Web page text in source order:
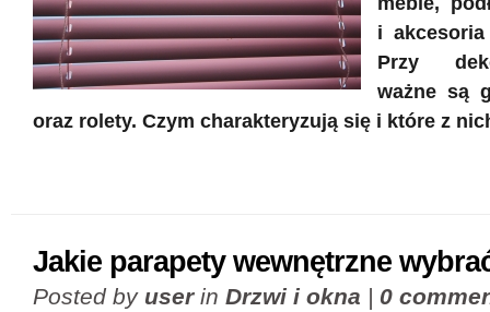
i
Przy
ważne są
oraz rolety. Czym charakteryzują się i które z
Jakie parapety wewnętrzne
Posted by userin Drzwi i okna | 0